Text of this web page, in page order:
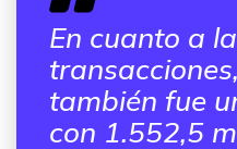
En cuanto a
también fue
con 1.552,5